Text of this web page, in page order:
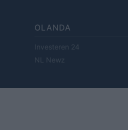
OLANDA
Investeren 24
NL Newz